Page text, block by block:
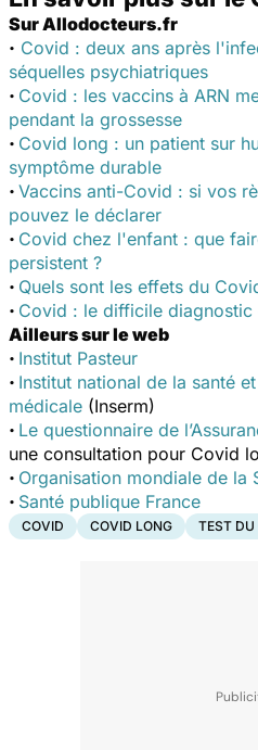
Sur Allodocteurs.fr
· Covid : deux ans après
séquelles psychiatriques
· Covid : les vaccins à ARN
pendant la grossesse
· Covid long : un patient sur
symptôme durable
· Vaccins anti-Covid : si vos
pouvez le déclarer
· Covid chez l'enfant : que
persistent ?
· Quels sont les effets du
· Covid : le difficile diagnostic
Ailleurs sur le web
· Institut Pasteur
· Institut national de la santé
médicale (Inserm)
· Le questionnaire de
une consultation pour Covid
· Organisation mondiale de la
· Santé publique France
COVID COVID LONG TEST